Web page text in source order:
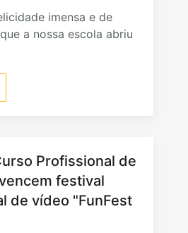
imensa e de
a nossa escola abriu
Profissional de
festival
de vídeo "FunFest